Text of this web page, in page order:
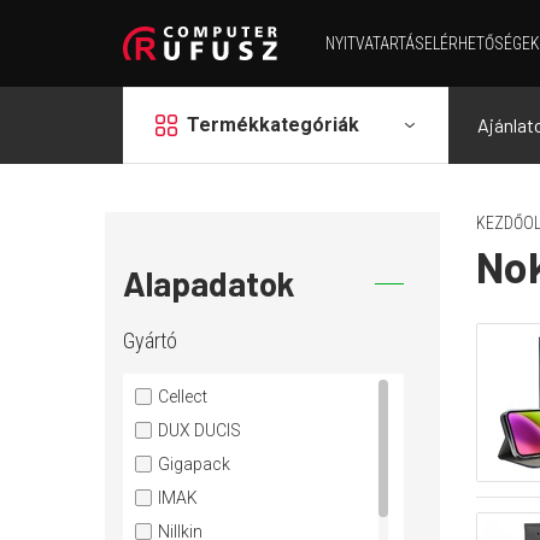
NYITVATARTÁSELÉRHETŐSÉGEK
grid Termékkategóriák
Alapadatok
Gyártó
Cellect
DUX DUCIS
Gigapack
IMAK
Nillkin